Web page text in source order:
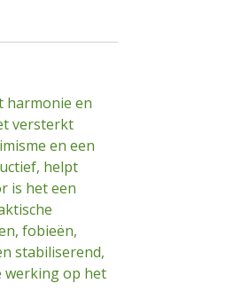
harmonie en
versterkt
en een
helpt
is het een
fobieën,
stabiliserend,
werking op het